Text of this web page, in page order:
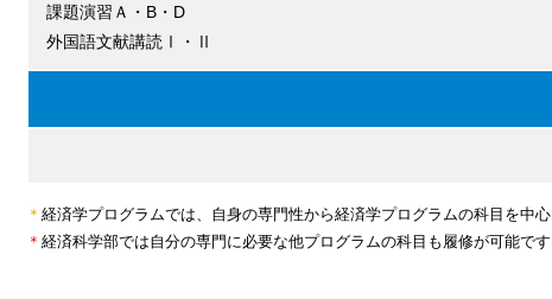
課題演習Ａ・B・D
外国語文献講読Ⅰ・Ⅱ
＊ 経済学プログラムでは、自身の専門性から経済学プログラムの科目を中
＊ 経済科学部では自分の専門に必要な他プログラムの科目も履修が可能です